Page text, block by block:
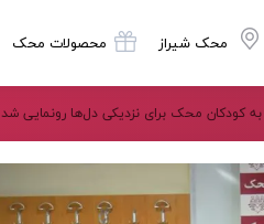
محک شیراز محصولات محک
کودکان محک برای نزدیکی دل‌ها رونمایی شد